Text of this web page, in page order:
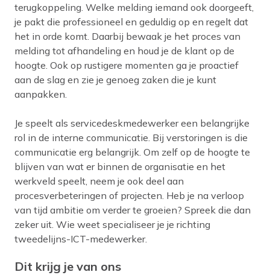
terugkoppeling. Welke melding iemand ook doorgeeft,
je pakt die professioneel en geduldig op en regelt dat
het in orde komt. Daarbij bewaak je het proces van
melding tot afhandeling en houd je de klant op de
hoogte. Ook op rustigere momenten ga je proactief
aan de slag en zie je genoeg zaken die je kunt
aanpakken.
Je speelt als servicedeskmedewerker een belangrijke
rol in de interne communicatie. Bij verstoringen is die
communicatie erg belangrijk. Om zelf op de hoogte te
blijven van wat er binnen de organisatie en het
werkveld speelt, neem je ook deel aan
procesverbeteringen of projecten. Heb je na verloop
van tijd ambitie om verder te groeien? Spreek die dan
zeker uit. Wie weet specialiseer je je richting
tweedelijns-ICT-medewerker.
Dit krijg je van ons